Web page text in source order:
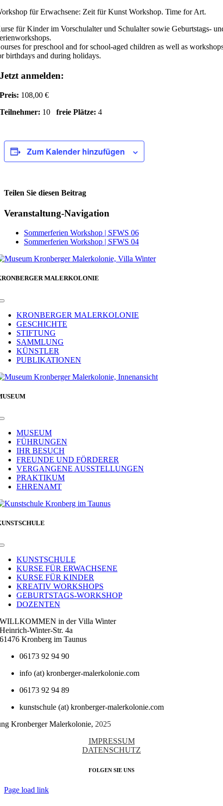
für Erwachsene: Zeit für Kunst Workshop. Time for Art.
für Kinder im Vorschulalter und Schulalter sowie Geburtstags-
for preschool and for school-aged children as well as
birthdays and during holidays.
Jetzt anmelden:
Preis: 108,00 €
Teilnehmer: 10freie Plätze: 4
Zum Kalender hinzufügen
Teilen Sie diesen Beitrag
Facebook
Veranstaltung-Navigation
Sommerferien Workshop | SFWS 06
Sommerferien Workshop | SFWS 04
MALERKOLONIE
Toggle
NavigationKRONBERGER MALERKOLONIE
GESCHICHTE
STIFTUNG
SAMMLUNG
KÜNSTLER
PUBLIKATIONEN
Toggle
NavigationMUSEUM
FÜHRUNGEN
IHR BESUCH
FREUNDE UND FÖRDERER
VERGANGENE AUSSTELLUNGEN
PRAKTIKUM
EHRENAMT
Toggle
NavigationKUNSTSCHULE
KURSE FÜR ERWACHSENE
KURSE FÜR KINDER
KREATIV WORKSHOPS
GEBURTSTAGS-WORKSHOP
DOZENTEN
WILLKOMMEN in der Villa Winter
Heinrich-Winter-Str. 4a
61476 Kronberg im Taunus
06173 92 94 90
info (at) kronberger-malerkolonie.com
06173 92 94 89
kunstschule (at) kronberger-malerkolonie.com
Kronberger Malerkolonie, 2025
IMPRESSUM
DATENSCHUTZ
FOLGEN SIE UNS
Page load link